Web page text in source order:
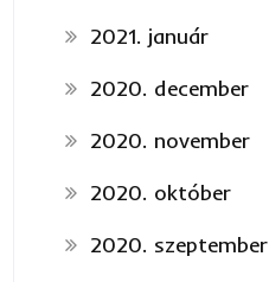
2021. január
2020. december
2020. november
2020. október
2020. szeptember